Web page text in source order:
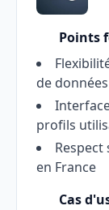
Points
de
profils
en France
Cas